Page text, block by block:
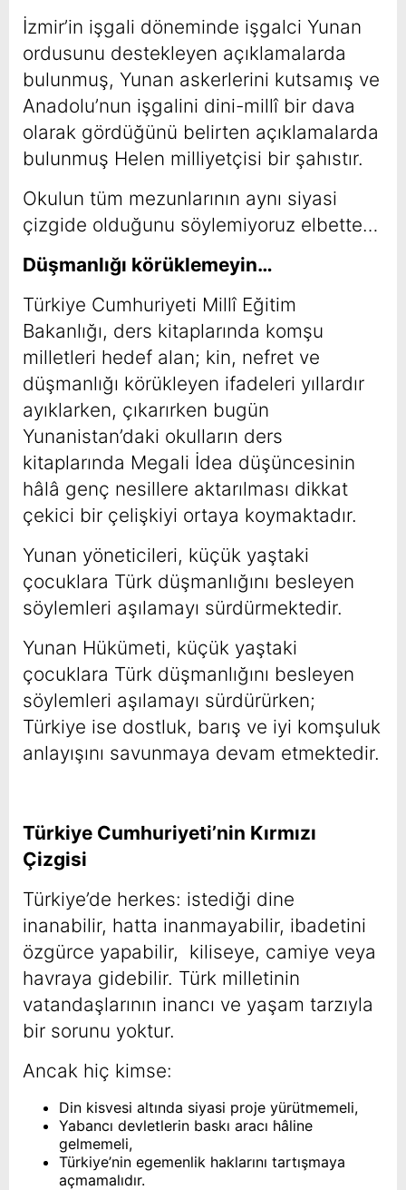
İzmir’in işgali döneminde işgalci Yunan
ordusunu destekleyen açıklamalarda
bulunmuş, Yunan askerlerini kutsamış ve
Anadolu’nun işgalini dini-millî bir dava
olarak gördüğünü belirten açıklamalarda
bulunmuş Helen milliyetçisi bir şahıstır.
Okulun tüm mezunlarının aynı siyasi
çizgide olduğunu söylemiyoruz elbette…
Düşmanlığı körüklemeyin…
Türkiye Cumhuriyeti Millî Eğitim
Bakanlığı, ders kitaplarında komşu
milletleri hedef alan; kin, nefret ve
düşmanlığı körükleyen ifadeleri yıllardır
ayıklarken, çıkarırken bugün
Yunanistan’daki okulların ders
kitaplarında Megali İdea düşüncesinin
hâlâ genç nesillere aktarılması dikkat
çekici bir çelişkiyi ortaya koymaktadır.
Yunan yöneticileri, küçük yaştaki
çocuklara Türk düşmanlığını besleyen
söylemleri aşılamayı sürdürmektedir.
Yunan Hükümeti, küçük yaştaki
çocuklara Türk düşmanlığını besleyen
söylemleri aşılamayı sürdürürken;
Türkiye ise dostluk, barış ve iyi komşuluk
anlayışını savunmaya devam etmektedir.
Türkiye Cumhuriyeti’nin Kırmızı
Çizgisi
Türkiye’de herkes: istediği dine
inanabilir, hatta inanmayabilir, ibadetini
özgürce yapabilir, kiliseye, camiye veya
havraya gidebilir. Türk milletinin
vatandaşlarının inancı ve yaşam tarzıyla
bir sorunu yoktur.
Ancak hiç kimse:
Din kisvesi altında siyasi proje yürütmemeli,
Yabancı devletlerin baskı aracı hâline
gelmemeli,
Türkiye’nin egemenlik haklarını tartışmaya
açmamalıdır.